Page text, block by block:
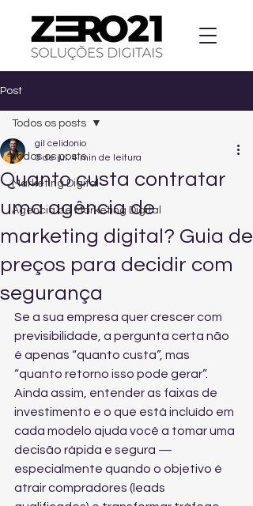
Post
Todos os posts
Marketing Digital
Agencia de Marketing Digital
Todos os posts
Quanto custa contratar
uma agência de
marketing digital? Guia de
preços para decidir com
segurança
gil celidonio
3 de jul. 4 min de leitura
Se a sua empresa quer crescer com
previsibilidade, a pergunta certa não
é apenas “quanto custa”, mas
“quanto retorno isso pode gerar”.
Ainda assim, entender as faixas de
investimento e o que está incluído em
cada modelo ajuda você a tomar uma
decisão rápida e segura —
especialmente quando o objetivo é
atrair compradores (leads